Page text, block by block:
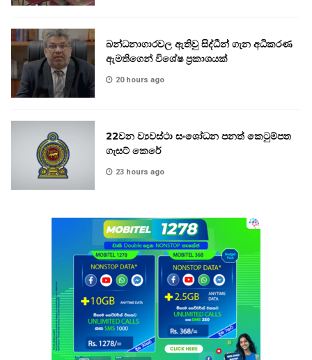
බන්ධනාගාරවල ඇතිවු සිද්ධීන් ගැන අධිකරණ
ඇමතිගෙන් විශේෂ ප්‍රකාශයක්
20 hours ago
22වන ව්‍යවස්ථා සංශෝධන පනත් කෙටුම්පත
ගැසට් කෙරේ
23 hours ago